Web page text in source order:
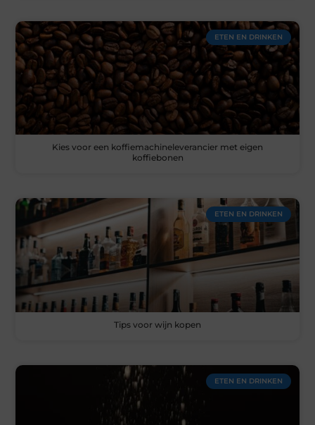
ETEN EN DRINKEN
Kies voor een koffiemachineleverancier met eigen
koffiebonen
ETEN EN DRINKEN
Tips voor wijn kopen
ETEN EN DRINKEN